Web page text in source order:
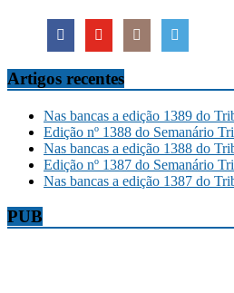
Artigos recentes
Nas bancas a edição 1389 do
Edição nº 1388 do Semanário
Nas bancas a edição 1388 do
Edição nº 1387 do Semanário
Nas bancas a edição 1387 do
PUB